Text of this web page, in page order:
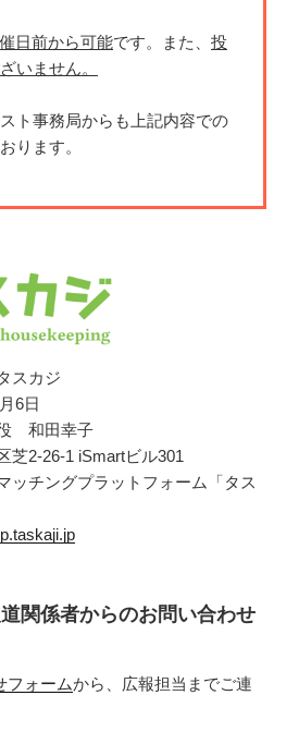
日前から可能です。また、 投
いません。
ト事務局からも上記内容での
ります。
スカジ
6日
和田幸子
2-26-1 iSmartビル301
ッチングプラットフォーム「タス
関係者からのお問い合わせ
フォームから、広報担当までご連